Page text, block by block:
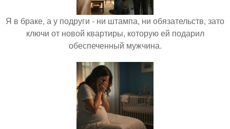
Я в браке, а у подруги - ни штампа, ни обязательств, зато
ключи от новой квартиры, которую ей подарил
обеспеченный мужчина.